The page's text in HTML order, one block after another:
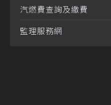
汽燃費查詢及繳費
監理服務網